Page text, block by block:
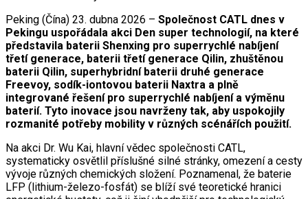
Peking (Čína) 23. dubna 2026 – Společnost CATL dnes v
Pekingu uspořádala akci Den super technologií, na které
představila baterii Shenxing pro superrychlé nabíjení
třetí generace, baterii třetí generace Qilin, zhuštěnou
baterii Qilin, superhybridní baterii druhé generace
Freevoy, sodík-iontovou baterii Naxtra a plně
integrované řešení pro superrychlé nabíjení a výměnu
baterií. Tyto inovace jsou navrženy tak, aby uspokojily
rozmanité potřeby mobility v různých scénářích použití.
Na akci Dr. Wu Kai, hlavní vědec společnosti CATL,
systematicky osvětlil příslušné silné stránky, omezení a cesty
vývoje různých chemických složení. Poznamenal, že baterie
LFP (lithium-železo-fosfát) se blíží své teoretické hranici